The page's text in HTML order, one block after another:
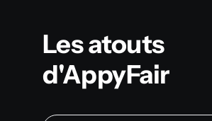
Les atouts
d'AppyFair